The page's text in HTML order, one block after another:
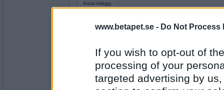
www.betapet.se - Do Not Process
If you wish to opt-out of
processing of your
targeted advertising by
Antal inlägg:
1560
Antal inlägg: